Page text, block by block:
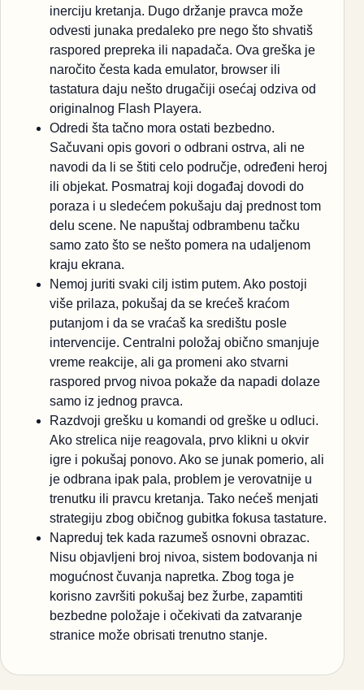
inerciju kretanja. Dugo držanje pravca može
odvesti junaka predaleko pre nego što shvatiš
raspored prepreka ili napadača. Ova greška je
naročito česta kada emulator, browser ili
tastatura daju nešto drugačiji osećaj odziva od
originalnog Flash Playera.
Odredi šta tačno mora ostati bezbedno.
Sačuvani opis govori o odbrani ostrva, ali ne
navodi da li se štiti celo područje, određeni heroj
ili objekat. Posmatraj koji događaj dovodi do
poraza i u sledećem pokušaju daj prednost tom
delu scene. Ne napuštaj odbrambenu tačku
samo zato što se nešto pomera na udaljenom
kraju ekrana.
Nemoj juriti svaki cilj istim putem. Ako postoji
više prilaza, pokušaj da se krećeš kraćom
putanjom i da se vraćaš ka središtu posle
intervencije. Centralni položaj obično smanjuje
vreme reakcije, ali ga promeni ako stvarni
raspored prvog nivoa pokaže da napadi dolaze
samo iz jednog pravca.
Razdvoji grešku u komandi od greške u odluci.
Ako strelica nije reagovala, prvo klikni u okvir
igre i pokušaj ponovo. Ako se junak pomerio, ali
je odbrana ipak pala, problem je verovatnije u
trenutku ili pravcu kretanja. Tako nećeš menjati
strategiju zbog običnog gubitka fokusa tastature.
Napreduj tek kada razumeš osnovni obrazac.
Nisu objavljeni broj nivoa, sistem bodovanja ni
mogućnost čuvanja napretka. Zbog toga je
korisno završiti pokušaj bez žurbe, zapamtiti
bezbedne položaje i očekivati da zatvaranje
stranice može obrisati trenutno stanje.